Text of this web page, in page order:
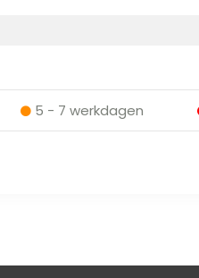
5 - 7 werkdagen